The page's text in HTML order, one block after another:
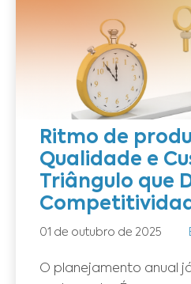
Ritmo de
Qualidade e
Triângulo que
01 de outubro de 2025
O planejamento anual